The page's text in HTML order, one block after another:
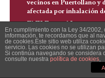
vecinos en Puertollano y
afectada por inhalación
El IX Festival
jornadas más esperadas
clausura del certamen
Arde un camión cargado
altura de Herencia y
En cumplimiento con la Ley 34/
información, te recordamos que al
de cookies.Este sitio web utiliza
servicio. Las cookies no se utilizan
Si continúa navegando se considera
consulte nuestra política de cookies,